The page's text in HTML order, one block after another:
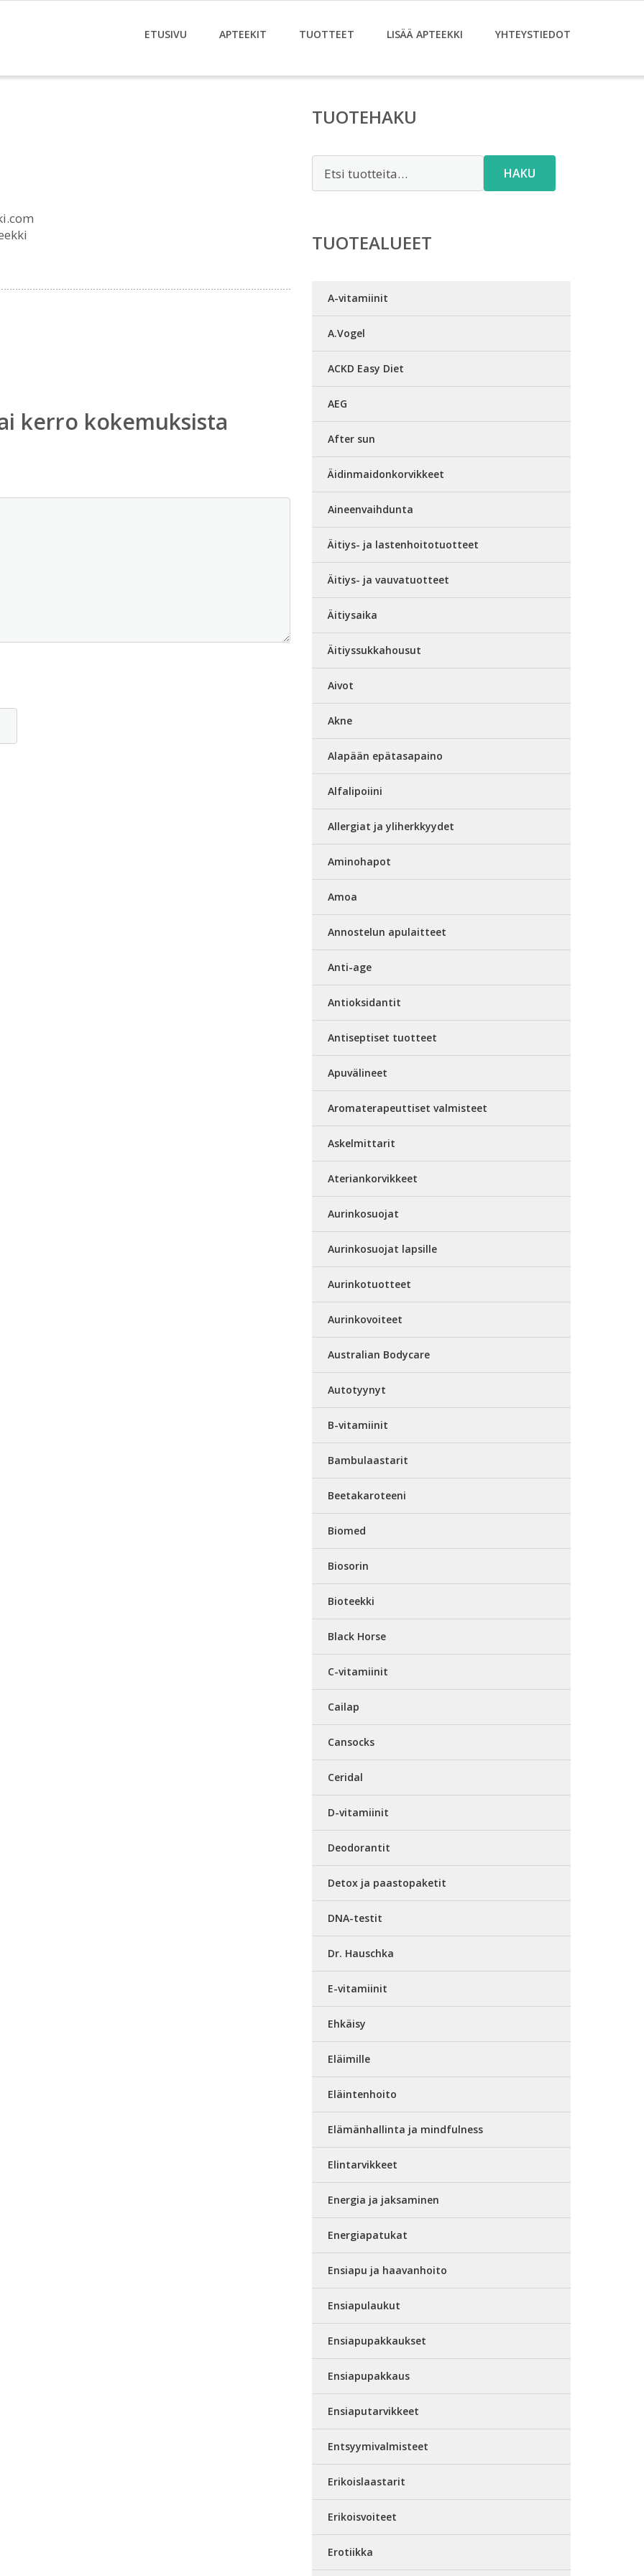
ETUSIVU APTEEKIT TUOTTEET LISÄÄ APTEEKKI YHTEYSTIEDOT
kerro kokemuksista
TUOTEHAKU
HAKU
TUOTEALUEET
A-vitamiinit
A.Vogel
ACKD Easy Diet
AEG
After sun
Äidinmaidonkorvikkeet
Aineenvaihdunta
Äitiys- ja lastenhoitotuotteet
Äitiys- ja vauvatuotteet
Äitiysaika
Äitiyssukkahousut
Aivot
Akne
Alapään epätasapaino
Alfalipoiini
Allergiat ja yliherkkyydet
Aminohapot
Amoa
Annostelun apulaitteet
Anti-age
Antioksidantit
Antiseptiset tuotteet
Apuvälineet
Aromaterapeuttiset valmisteet
Askelmittarit
Ateriankorvikkeet
Aurinkosuojat
Aurinkosuojat lapsille
Aurinkotuotteet
Aurinkovoiteet
Australian Bodycare
Autotyynyt
B-vitamiinit
Bambulaastarit
Beetakaroteeni
Biomed
Biosorin
Bioteekki
Black Horse
C-vitamiinit
Cailap
Cansocks
Ceridal
D-vitamiinit
Deodorantit
Detox ja paastopaketit
DNA-testit
Dr. Hauschka
E-vitamiinit
Ehkäisy
Eläimille
Eläintenhoito
Elämänhallinta ja mindfulness
Elintarvikkeet
Energia ja jaksaminen
Energiapatukat
Ensiapu ja haavanhoito
Ensiapulaukut
Ensiapupakkaukset
Ensiapupakkaus
Ensiaputarvikkeet
Entsyymivalmisteet
Erikoislaastarit
Erikoisvoiteet
Erotiikka